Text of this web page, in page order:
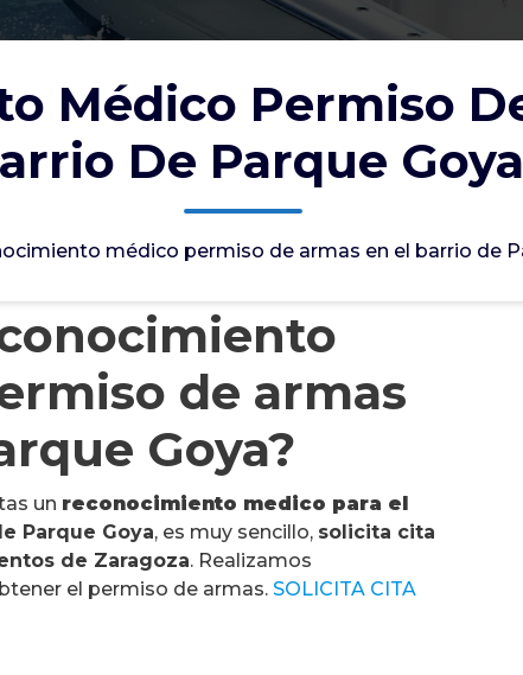
Médico Permiso
De Parque Goya
médico permiso de armas en el barrio de
de armas
Goya?
un reconocimiento medico para el
Parque Goya, es muy sencillo, solicita cita
de Zaragoza. Realizamos
el permiso de armas. SOLICITA CITA